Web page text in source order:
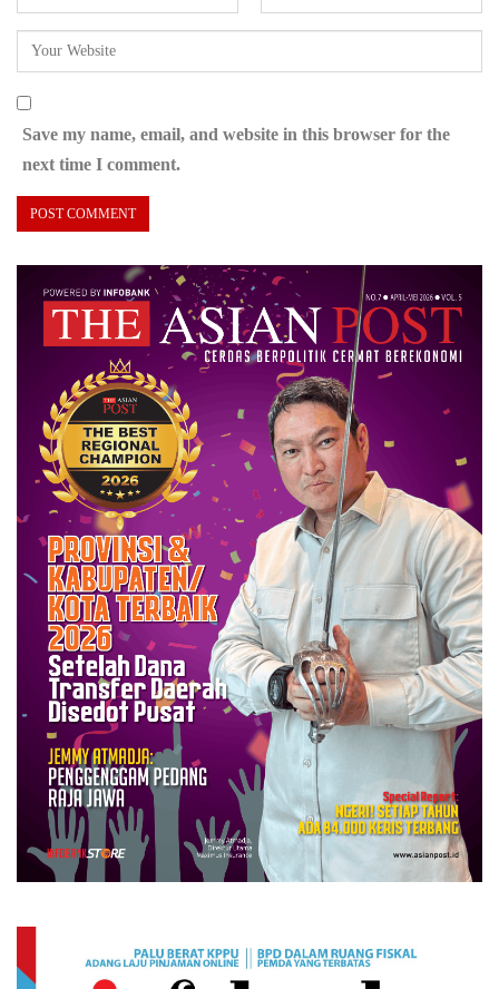
Save my name, email, and website in this browser for the
next time I comment.